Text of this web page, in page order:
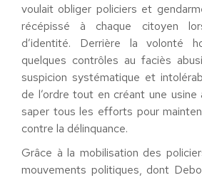
voulait obliger policiers et
récépissé à chaque citoyen
d’identité. Derrière la volonté
quelques contrôles au faciès
suspicion systématique et
de l’ordre tout en créant une
saper tous les efforts pour
contre la délinquance.
Grâce à la mobilisation des
mouvements politiques, dont